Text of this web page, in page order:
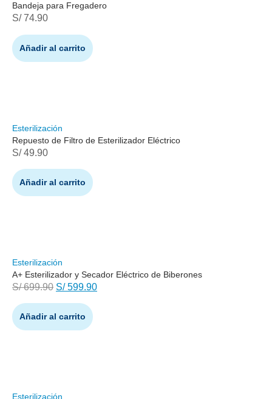
Bandeja para Fregadero
S/74.90
Añadir al carrito
Esterilización
Repuesto de Filtro de Esterilizador Eléctrico
S/49.90
Añadir al carrito
Esterilización
A+ Esterilizador y Secador Eléctrico de Biberones
S/699.90 S/599.90
Añadir al carrito
Esterilización